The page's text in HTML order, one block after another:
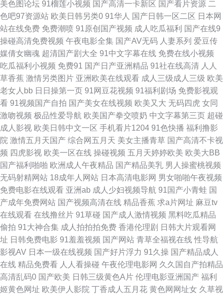
深夜激情在线观看 先锋影音熟女 在线看免费91 97成人自拍 超碰在线青草97
国产色网 精品国产自 欧美成人性交 日韩乱欲影院 丝袜美足 午夜在线电影 在
线导航AV 91色美白乳 超碰婷婷色 国产最新区久久 久久嫩草精品久久 欧美
另类人妖77 日韩色黄 无码福利导航 91精品国产白丝 国产情侣久久 日本免费
高清黄站 97人人搞 久久人人天天超碰 熟女3P内射国产 成人电影黄色亚洲
欧美日韩国产有线 欧美丝袜性爱A片 午夜男人站 91链接免费下载 成人A大片
狠狠鲁无码网站 欧美日韩免费A级 日日肏肏 香蕉视讯 91青草娱乐 成人看片
91 国产乱人乱偷AV 狼友导航主页 欧日韩123 抖阴在线看 麻豆传媒视频网站
日韩精品免费视频 先锋在线资源 91人妻国产 不卡综合21 国产123页 黄色午
夜AV 美女黄视WWWW 91prontv 俺去也资源站 国产精品玖玖玖 老湿影视 人
人艹肏 四虎福利导航 激情五月天综合网 人妖拳交女 综合色色综合 av资源在
线网站 老司机色网导航 日韩综合色 伊人午夜理论 99三级伦理片网 国产成人
美色图论坛 91榴莲小视频 国产高清一卡新区 国产看片资源 二
色吧97资源站 欧美日韩另类0 91华人 国产日韩一区二区 日本网
站在线免费 免费潮喷 91原创国产视频 成人吃瓜福利 国产在线9
操碰高清免费视频 午夜电影全集 国产AV无码 人妻系列 爱豆传
媒倩女幽魂 超清国产剧大全 91中文字幕在线 免费在线小视频
吃瓜福利小视频 免费91 国产日产亚洲精品 91社在线高清 人人
草香蕉 激情另类图片 亚洲欧美在线观看 成人三级成人三级 欧美
老女人bb 日日操第一页 91网豆花视频 91福利剧场 免费影视观
看 91视频国产自拍 国产美女在线视频 欧美又大 无码四虎 女同
激吻视频 极品性爱导航 欧美国产拳交喷奶 中文字幕第三页 超碰
成人影视 欧美日韩中文一区 手机看片1204 91色快播 福利撸影
院 激情五月天国产 综合网五月天 美女主播青草 国产高清不卡视
频 四虎影视 欧美一区在线 操碰视频 五月天婷婷欧美 欧美大BB
国产福利啪啪 欧洲成人午夜精品 国产精品美乳 男人操蜜桃视频
无码射精网站 18成年人网站 日本高清电影网 男女啪啪午夜视频
免费电影在线观看 亚洲ab 成人少妇视频导航 91国产小青蛙 国
产成年免费网站 国产视频高清在线 精品香蕉 求a片网址 麻豆tv
在线观看 在线撸丝片 91草碰 国产成人激情视频 黑料吃瓜精品
偷拍 91大神合集 成人拍拍拍免费 香港伦理剧 日韩大片观看网
址 日韩免费电影 91羞羞视频 国产网站 青草全福视在线 性导航
影视AV 日本一级在线视频 国产好片浮力 91久操 国产精品成人
在线 精品免费看 人人看操碰 午夜伦理电影网 久久国自产拍精品
高清乱码0 国产欧美 日韩三级黄色A片 伦理电影亚洲国产 福利
姬黄色网址 欧美伊人影院 丁香成人五月花 黄色网网址女 久草视